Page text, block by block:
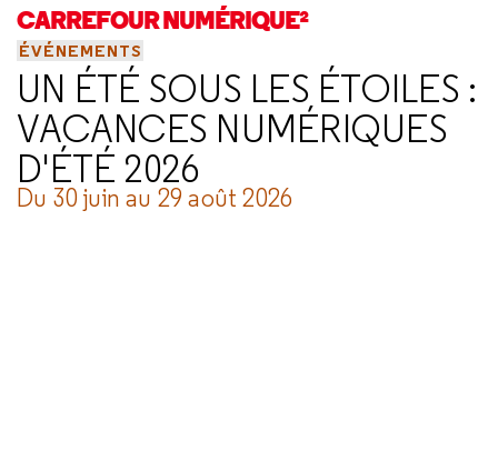
CARREFOUR NUMÉRIQUE²
ÉVÉNEMENTS
UN ÉTÉ SOUS LES ÉTOILES :
VACANCES NUMÉRIQUES
D'ÉTÉ 2026
Du 30 juin au 29 août 2026